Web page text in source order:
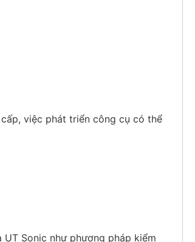
việc phát triển công cụ có thể
Sonic như phương pháp kiểm